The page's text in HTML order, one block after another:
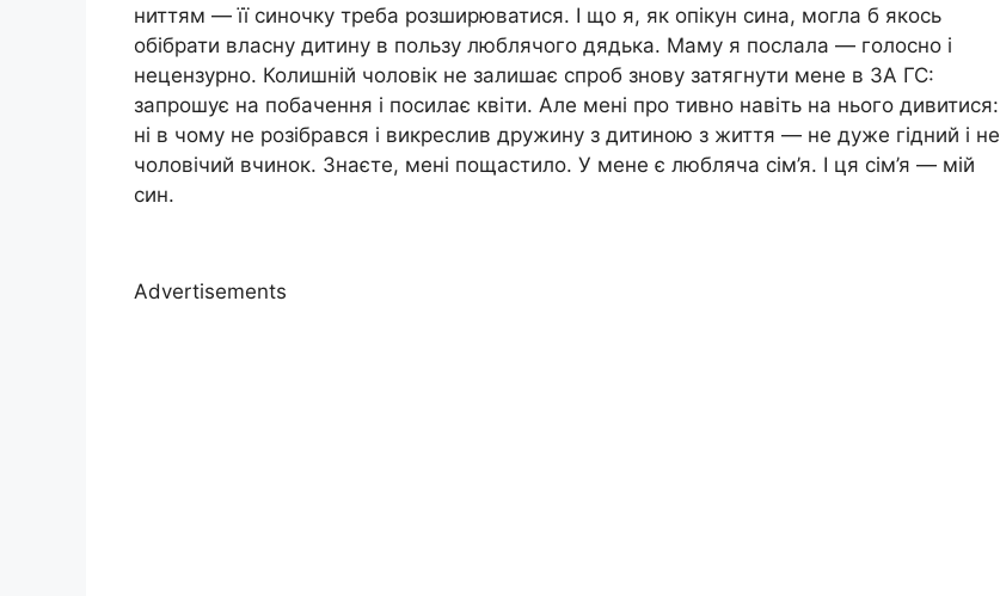
ниттям — її синочку треба розширюватися. І що я, як опікун сина, могла б якось
обібрати власну дитину в пользу люблячого дядька. Маму я послала — голосно і
нецензурно. Колишній чоловік не залишає спроб знову затягнути мене в ЗА ГС:
запрошує на побачення і посилає квіти. Але мені про тивно навіть на нього дивитися:
ні в чому не розібрався і викреслив дружину з дитиною з життя — не дуже гідний і не
чоловічий вчинок. Знаєте, мені пощастило. У мене є любляча сім’я. І ця сім’я — мій
син.
Advertisements